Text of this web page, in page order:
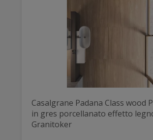
Casalgrane Padana Class wood
in gres porcellanato effetto
Granitoker